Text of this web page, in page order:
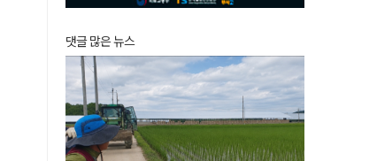
댓글 많은 뉴스